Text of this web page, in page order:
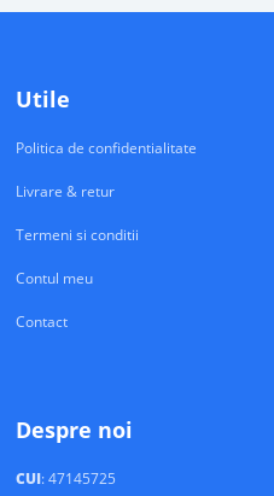
Utile
Politica de confidentialitate
Livrare & retur
Termeni si conditii
Contul meu
Contact
Despre noi
CUI: 47145725